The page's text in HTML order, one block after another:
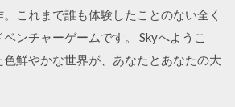
これまで誰も体験したことのない全く
ンチャーゲームです。 Skyへようこ
鮮やかな世界が、あなたとあなたの大